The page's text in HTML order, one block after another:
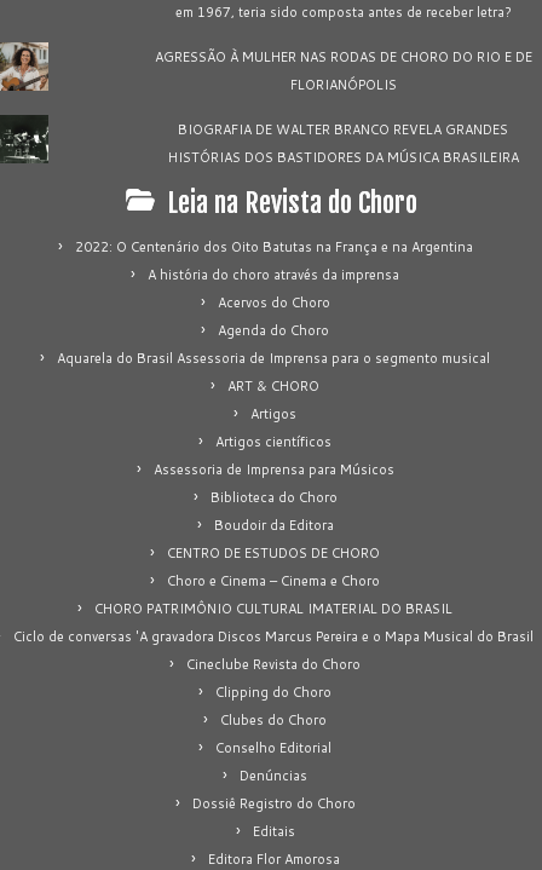
em 1967, teria sido composta antes de receber letra?
AGRESSÃO À MULHER NAS RODAS DE CHORO DO RIO E DE
FLORIANÓPOLIS
BIOGRAFIA DE WALTER BRANCO REVELA GRANDES
HISTÓRIAS DOS BASTIDORES DA MÚSICA BRASILEIRA
Leia na Revista do Choro
2022: O Centenário dos Oito Batutas na França e na Argentina
A história do choro através da imprensa
Acervos do Choro
Agenda do Choro
Aquarela do Brasil Assessoria de Imprensa para o segmento musical
ART & CHORO
Artigos
Artigos científicos
Assessoria de Imprensa para Músicos
Biblioteca do Choro
Boudoir da Editora
CENTRO DE ESTUDOS DE CHORO
Choro e Cinema – Cinema e Choro
CHORO PATRIMÔNIO CULTURAL IMATERIAL DO BRASIL
Ciclo de conversas 'A gravadora Discos Marcus Pereira e o Mapa Musical do Brasil
Cineclube Revista do Choro
Clipping do Choro
Clubes do Choro
Conselho Editorial
Denúncias
Dossiê Registro do Choro
Editais
Editora Flor Amorosa